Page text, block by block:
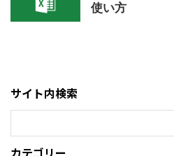
使い方
サイト内検索